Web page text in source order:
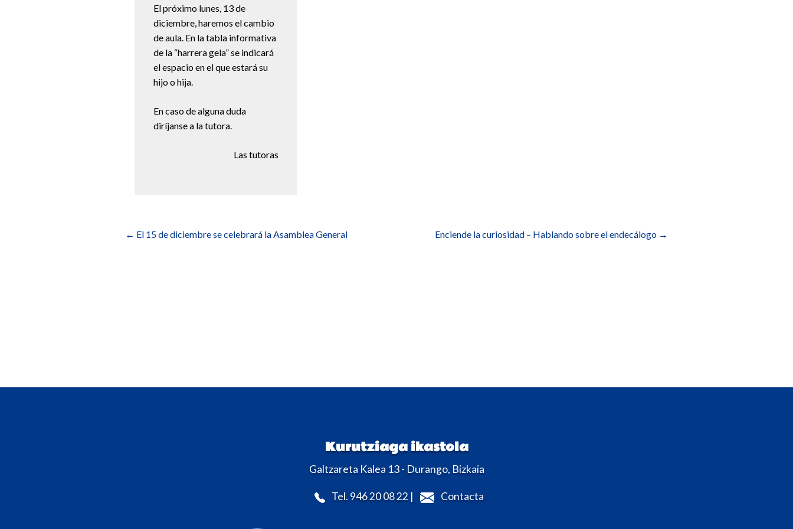
El próximo lunes, 13 de
diciembre, haremos el cambio
de aula. En la tabla informativa
de la “harrera gela” se indicará
el espacio en el que estará su
hijo o hija.
En caso de alguna duda
diríjanse a la tutora.
Las tutoras
de
← El 15 de diciembre se celebrará la Asamblea General Enciende la curiosidad – Hablando sobre el endecálogo →
Kurutziaga ikastola
Galtzareta Kalea 13 - Durango, Bizkaia
Tel. 946 20 08 22 | Contacta